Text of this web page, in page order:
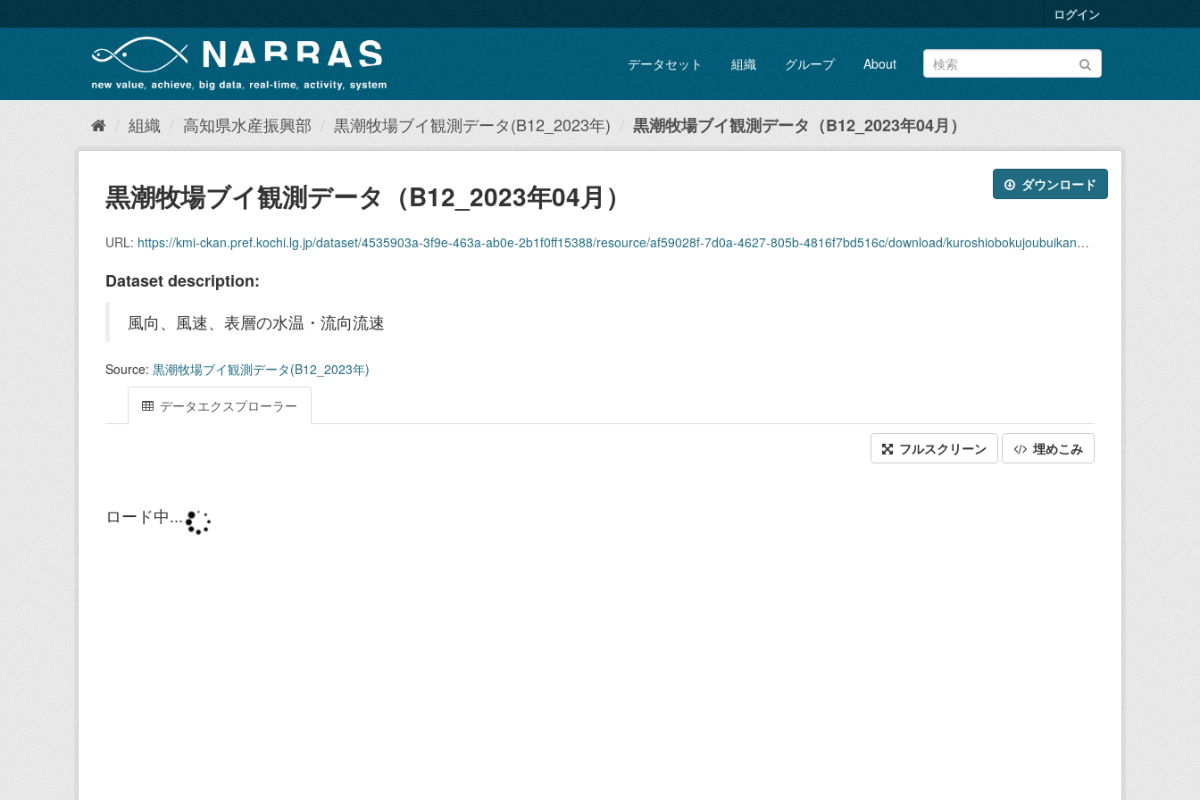
キ
て
ログイン
データセット 組織 グループ About
組織 高知県水産振興部 黒潮牧場ブイ観測データ(B12_2023年) 黒潮牧場ブイ観測データ（B12_2023年04月）
ダウンロード
黒潮牧場ブイ観測データ（B12_2023年04月）
URL: https://kmi-ckan.pref.kochi.lg.jp/dataset/4535903a-3f9e-463a-ab0e-2b1f0ff15388/resource/af59028f-7d0a-4627-805b-4816f7bd516c/download/kuroshiobokujoubuikansokudatab12_2023nen04.csv
Dataset description:
風向、風速、表層の水温・流向流速
Source: 黒潮牧場ブイ観測データ(B12_2023年)
データエクスプローラー
フルスクリーン 埋めこみ